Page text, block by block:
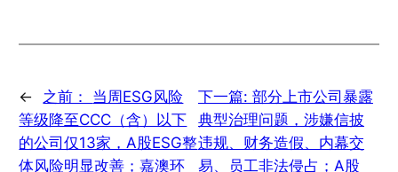
← 之前： 当周ESG风险
等级降至CCC（含）以下
的公司仅13家，A股ESG整
体风险明显改善；嘉澳环
下一篇: 部分上市公司暴露
典型治理问题，涉嫌信披
违规、财务造假、内幕交
易、员工非法侵占；A股